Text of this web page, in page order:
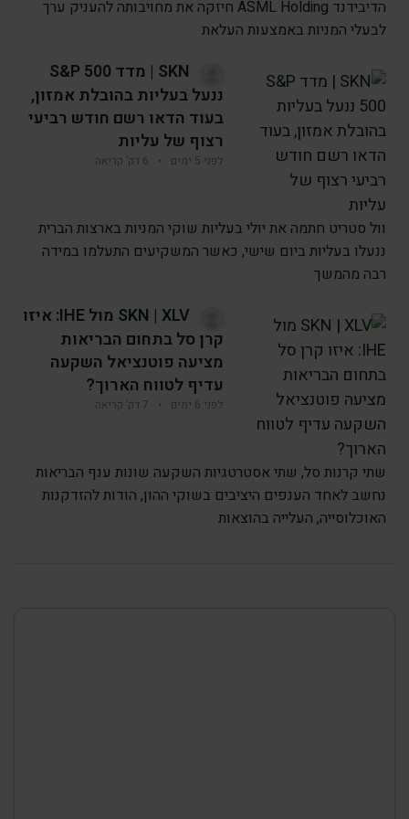
הדיבידנד ASML Holding חיזקה את מחויבותה להעניק ערך
לבעלי המניות באמצעות העלאת
SKN | מדד S&P 500
ננעל בעליות בהובלת אמזון,
בעוד הדאו רשם חודש רביעי
רצוף של עליות
לפני 5 ימים • 6 דק’ קריאה
וול סטריט חתמה את יולי בעליות שוקי המניות בארצות הברית
ננעלו בעליות ביום שישי, כאשר המשקיעים התעלמו במידה
רבה מהמשך
SKN | XLV מול IHE: איזו
קרן סל בתחום הבריאות
מציעה פוטנציאל השקעה
עדיף לטווח הארוך?
לפני 6 ימים • 7 דק’ קריאה
שתי קרנות סל, שתי אסטרטגיות השקעה שונות ענף הבריאות
נחשב לאחד הענפים היציבים בשוקי ההון, הודות להזדקנות
האוכלוסייה, העלייה בהוצאות